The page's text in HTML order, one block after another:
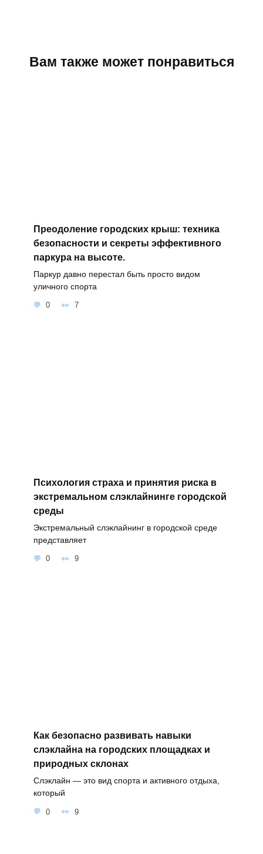
Вам также может понравиться
Преодоление городских крыш: техника
безопасности и секреты эффективного
паркура на высоте.
Паркур давно перестал быть просто видом
уличного спорта
0 7
Психология страха и принятия риска в
экстремальном слэклайнинге городской
среды
Экстремальный слэклайнинг в городской среде
представляет
0 9
Как безопасно развивать навыки
слэклайна на городских площадках и
природных склонах
Слэклайн — это вид спорта и активного отдыха,
который
0 9